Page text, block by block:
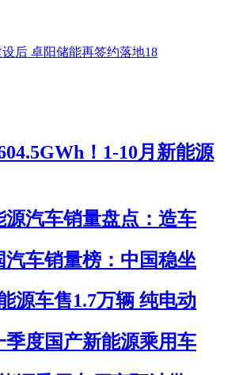
后 卓阳储能再签约落地18
！1-10月新能源
源汽车销量盘点：造车
汽车销量榜：中国稳坐
源车售1.7万辆 纯电动
季度国产新能源乘用车